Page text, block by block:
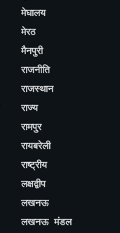
मेघालय
मेरठ
मैनपुरी
राजनीति
राजस्थान
राज्य
रामपुर
रायबरेली
राष्ट्रीय
लक्षद्वीप
लखनऊ
लखनऊ मंडल